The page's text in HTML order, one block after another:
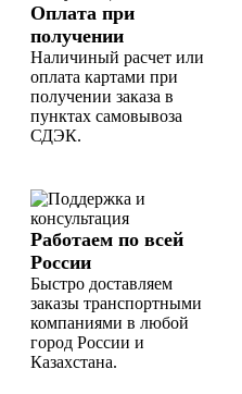
Оплата при
получении
Наличиный расчет или
оплата картами при
получении заказа в
пунктах самовывоза
СДЭК.
Работаем по всей
России
Быстро доставляем
заказы транспортными
компаниями в любой
город России и
Казахстана.